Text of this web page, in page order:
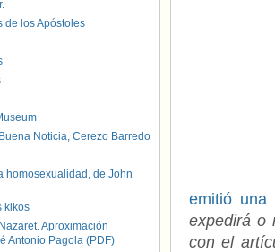
emitió una
expedirá o
con el
de los Apóstoles
Noticia, Cerezo Barredo
homosexualidad, de John
kikos
Aproximación
Antonio Pagola (PDF)